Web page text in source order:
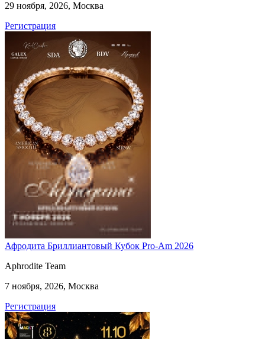
29 ноября, 2026, Москва
Регистрация
Афродита Бриллиантовый Кубок Pro-Am 2026
Aphrodite Team
7 ноября, 2026, Москва
Регистрация